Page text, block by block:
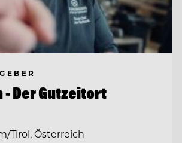
- Der Gutzeitort
Tirol, Österreich